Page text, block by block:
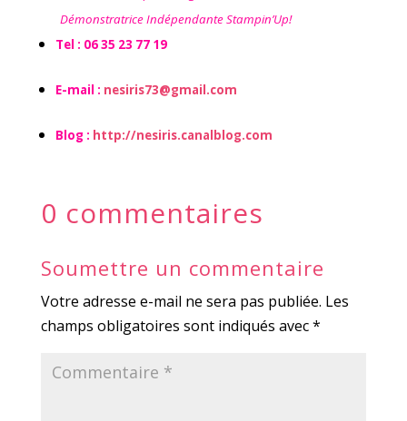
Démonstratrice Indépendante Stampin’Up!
Tel : 06 35 23 77 19
E-mail : nesiris73@gmail.com
Blog : http://nesiris.canalblog.com
0 commentaires
Soumettre un commentaire
Votre adresse e-mail ne sera pas publiée. Les
champs obligatoires sont indiqués avec*